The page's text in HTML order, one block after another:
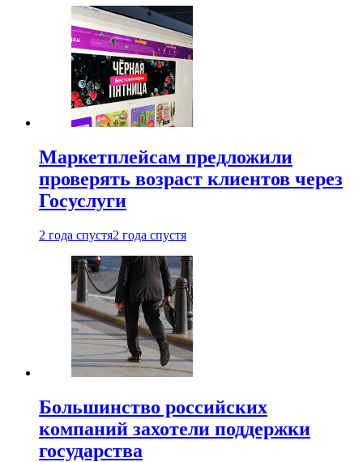
Маркетплейсам предложили
проверять возраст клиентов через
Госуслуги
2 года спустя2 года спустя
Большинство российских
компаний захотели поддержки
государства